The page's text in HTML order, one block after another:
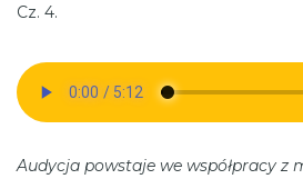
Cz. 4.
Audycja powstaje we współpracy z